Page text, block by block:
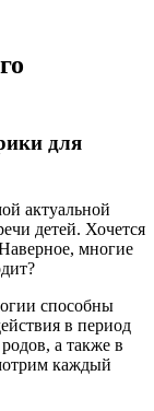
для
актуальной
детей. Хочется
многие
способны
в период
а также в
каждый